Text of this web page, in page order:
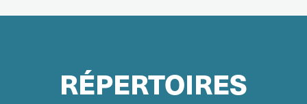
RÉPERTOIRES